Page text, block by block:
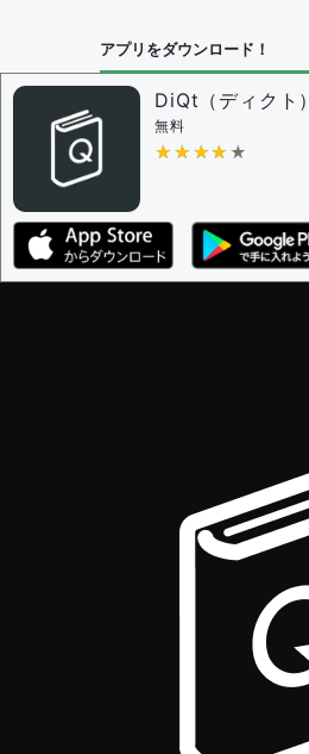
アプリをダウンロード！
DiQt（ディクト）
無料
★★★★★
★★★★★